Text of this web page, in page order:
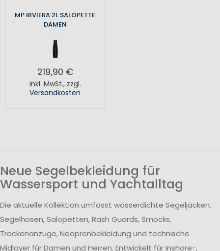
MP RIVIERA 2L SALOPETTE
DAMEN
219,90 €
Inkl. MwSt., zzgl.
Versandkosten
Neue Segelbekleidung für
Wassersport und Yachtalltag
Die aktuelle Kollektion umfasst wasserdichte Segeljacken,
Segelhosen, Salopetten, Rash Guards, Smocks,
Trockenanzüge, Neoprenbekleidung und technische
Midlayer für Damen und Herren. Entwickelt für Inshore-,